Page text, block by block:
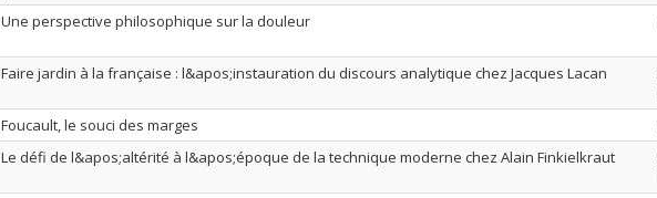
Une perspective philosophique sur la douleur
Faire jardin à la française : l&apos;instauration du discours analytique chez Jacques Lacan
Foucault, le souci des marges
Le défi de l&apos;altérité à l&apos;époque de la technique moderne chez Alain Finkielkraut